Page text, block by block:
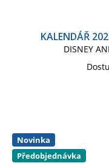
KALENDÁŘ
DISNEY
Novinka
Předobjednávka